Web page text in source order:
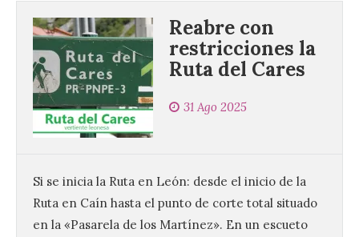
Reabre con
restricciones la
Ruta del Cares
31 Ago 2025
Si se inicia la Ruta en León: desde el inicio de la
Ruta en Caín hasta el punto de corte total situado
en la «Pasarela de los Martínez». En un escueto